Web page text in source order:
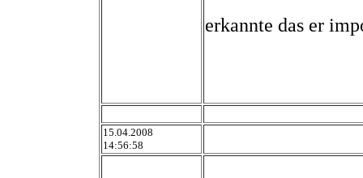
erkannte das er
15.04.2008
14:56:58